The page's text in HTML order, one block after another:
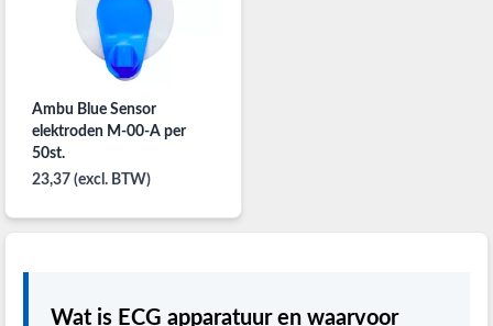
Ambu Blue Sensor
elektroden M-00-A per
50st.
23,37 (excl. BTW)
Wat is ECG apparatuur en waarvoor